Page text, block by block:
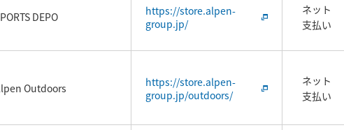
DEPO
https://store.alpen-
group.jp/
ネット
支払い
Outdoors
https://store.alpen-
group.jp/outdoors/
ネット
支払い